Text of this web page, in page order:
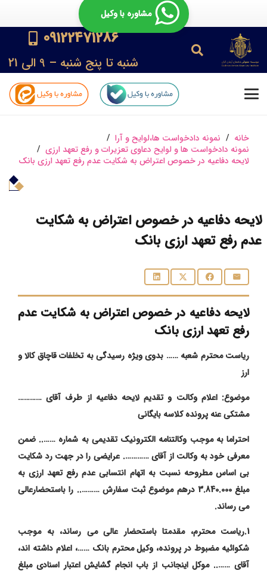
مشاوره با وکیل
09122471286
شنبه تا پنج شنبه – 9 الی 21
خانه / نمونه دادخواست ها،لوایح و آرا /
نمونه دادخواست ها و لوایح دعاوی تعزیرات و رفع تعهد ارزی /
لایحه دفاعیه در خصوص اعتراض به شکایت عدم رفع تعهد ارزی بانک
لایحه دفاعیه در خصوص اعتراض به شکایت
عدم رفع تعهد ارزی بانک
لایحه دفاعیه در خصوص اعتراض به شکایت عدم
رفع تعهد ارزی بانک
ریاست محترم شعبه …… بدوی ویژه رسیدگی به تخلفات قاچاق کالا و
ارز
موضوع: اعلام وکالت و تقدیم لایحه دفاعیه از طرف آقای …………
مشتکی عنه پرونده کلاسه بایگانی
احتراما به موجب وکالتنامه الکترونیک تقدیمی به شماره …….. ضمن
معرفی خود به وکالت از آقای …………. عرایضی را در جهت رد شکایت
بی اساس مطروحه نسبت به اتهام انتسابی عدم رفع تعهد ارزی به
مبلغ 3.840.000 درهم موضوع ثبت سفارش ……….. را باستحضارعالی
می رساند.
1.ریاست محترم، مقدمتا باستحضار عالی می رساند، به موجب
شکوائیه مضبوط در پرونده، وکیل محترم بانک ……، اعلام داشته اند،
آقای …….. موکل اینجانب از باب انجام گشایش اعتبار اسنادی مبلغ